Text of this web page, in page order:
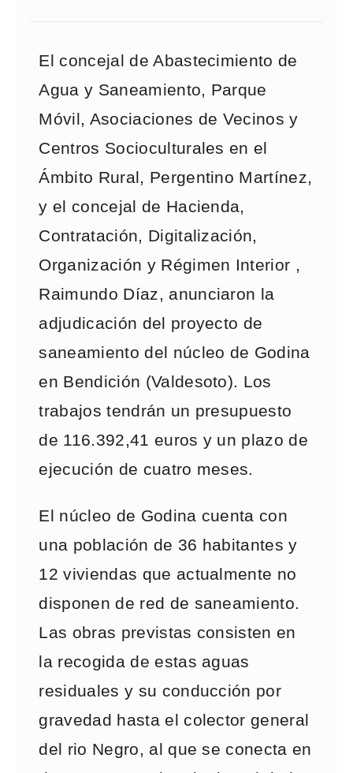
El concejal de Abastecimiento de
Agua y Saneamiento, Parque
Móvil, Asociaciones de Vecinos y
Centros Socioculturales en el
Ámbito Rural, Pergentino Martínez,
y el concejal de Hacienda,
Contratación, Digitalización,
Organización y Régimen Interior ,
Raimundo Díaz, anunciaron la
adjudicación del proyecto de
saneamiento del núcleo de Godina
en Bendición (Valdesoto). Los
trabajos tendrán un presupuesto
de 116.392,41 euros y un plazo de
ejecución de cuatro meses.
El núcleo de Godina cuenta con
una población de 36 habitantes y
12 viviendas que actualmente no
disponen de red de saneamiento.
Las obras previstas consisten en
la recogida de estas aguas
residuales y su conducción por
gravedad hasta el colector general
del rio Negro, al que se conecta en